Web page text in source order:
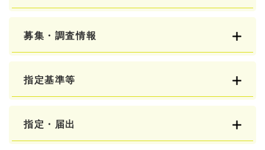
募集・調査情報
指定基準等
指定・届出